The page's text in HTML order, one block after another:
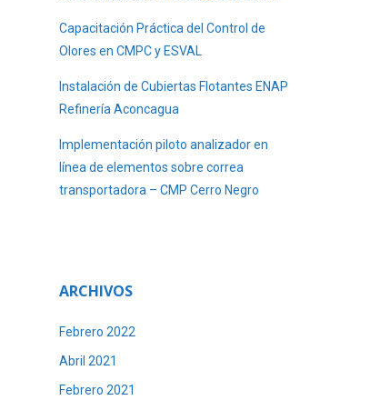
Capacitación Práctica del Control de
Olores en CMPC y ESVAL
Instalación de Cubiertas Flotantes ENAP
Refinería Aconcagua
Implementación piloto analizador en
línea de elementos sobre correa
transportadora – CMP Cerro Negro
ARCHIVOS
Febrero 2022
Abril 2021
Febrero 2021